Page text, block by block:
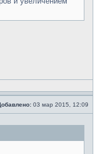
03 мар 2015, 12:09